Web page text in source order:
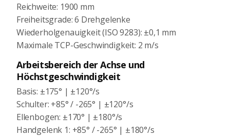
Reichweite: 1900 mm
Freiheitsgrade: 6 Drehgelenke
Wiederholgenauigkeit (ISO 9283): ±0,1 mm
Maximale TCP-Geschwindigkeit: 2 m/s
Arbeitsbereich der Achse und
Höchstgeschwindigkeit
Basis: ±175° | ±120°/s
Schulter: +85° / -265° | ±120°/s
Ellenbogen: ±170° | ±180°/s
Handgelenk 1: +85° / -265° | ±180°/s